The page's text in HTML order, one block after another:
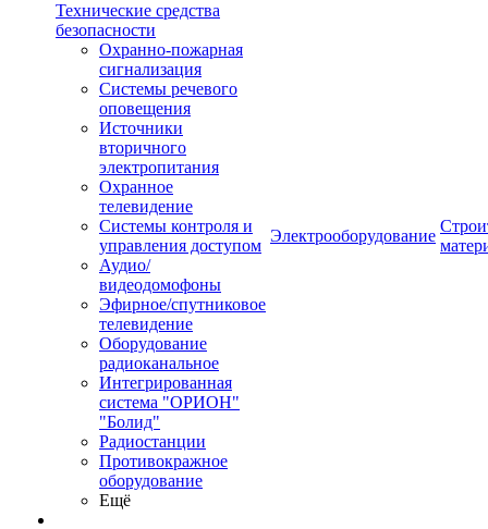
Технические средства
безопасности
Охранно-пожарная
сигнализация
Системы речевого
оповещения
Источники
вторичного
электропитания
Охранное
телевидение
Системы контроля и
управления доступом
Аудио/
видеодомофоны
Эфирное/спутниковое
телевидение
Оборудование
радиоканальное
Интегрированная
система "ОРИОН"
"Болид"
Радиостанции
Противокражное
оборудование
Ещё
Электрооборудование